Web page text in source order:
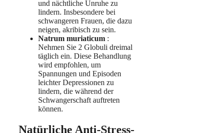
und nächtliche Unruhe zu
lindern. Insbesondere bei
schwangeren Frauen, die dazu
neigen, akribisch zu sein.
Natrum muriaticum :
Nehmen Sie 2 Globuli dreimal
täglich ein. Diese Behandlung
wird empfohlen, um
Spannungen und Episoden
leichter Depressionen zu
lindern, die während der
Schwangerschaft auftreten
können.
Natürliche Anti-Stress-